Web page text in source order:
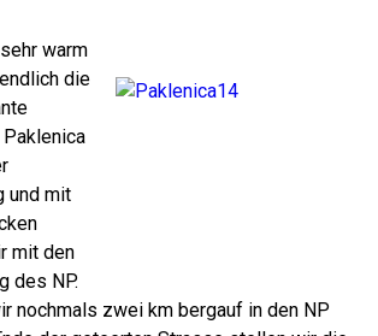
warm
die
und mit
mit den
des NP.
nochmals zwei km bergauf in den NP